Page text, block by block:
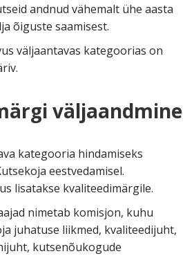
andnud vähemalt ühe aasta
õiguste saamisest.
väljaantavas kategoorias on
väljaandmine
kategooria hindamiseks
eestvedamisel.
lisatakse kvaliteedimärgile.
nimetab komisjon, kuhu
juhatuse liikmed, kvaliteedijuht,
kutsenõukogude